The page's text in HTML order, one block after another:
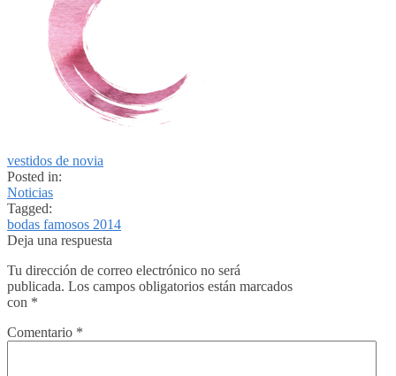
vestidos de novia
Posted in:
Noticias
Tagged:
bodas famosos 2014
Deja una respuesta
Tu dirección de correo electrónico no será
publicada. Los campos obligatorios están marcados
con *
Comentario *